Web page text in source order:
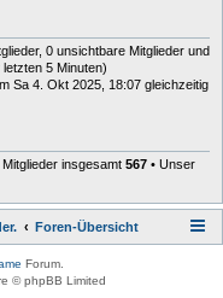
0 unsichtbare Mitglieder und
5 Minuten)
Sa 4. Okt 2025, 18:07 gleichzeitig
Mitglieder insgesamt 567 • Unser
Foren-Übersicht
Forum.
© phpBB Limited